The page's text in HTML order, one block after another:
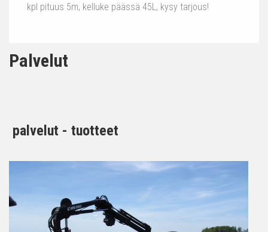
kpl pituus 5m, kelluke päässä 45L, kysy tarjous!
Palvelut
palvelut - tuotteet